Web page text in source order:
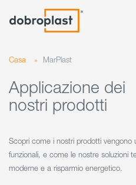
Casa » MarPlast
Applicazione dei
nostri prodotti
Scopri come i nostri prodotti vengono
funzionali, e come le nostre soluzioni
moderne e a risparmio energetico.